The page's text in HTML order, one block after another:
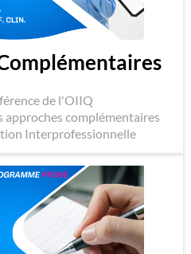
de l'OIIQ
approches complémentaires
Interprofessionnelle